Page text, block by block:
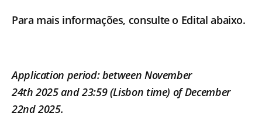
Para mais informações, consulte o Edital abaixo.
Application period: between November
24th 2025 and 23:59 (Lisbon time) of December
22nd 2025.